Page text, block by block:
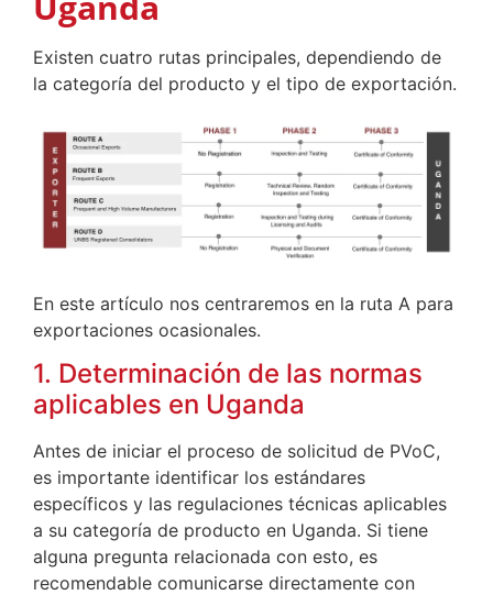
Existen cuatro rutas principales, dependiendo de
la categoría del producto y el tipo de exportación.
En este artículo nos centraremos en la ruta A para
exportaciones ocasionales.
1. Determinación de las normas
aplicables en Uganda
Antes de iniciar el proceso de solicitud de PVoC,
es importante identificar los estándares
específicos y las regulaciones técnicas aplicables
a su categoría de producto en Uganda. Si tiene
alguna pregunta relacionada con esto, es
recomendable comunicarse directamente con